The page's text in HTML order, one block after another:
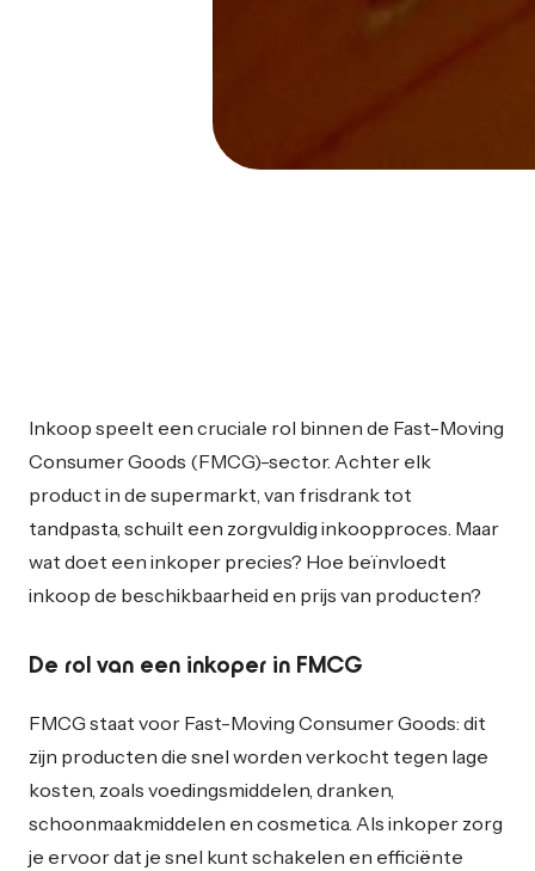
Inkoop speelt een cruciale rol binnen de Fast-Moving
Consumer Goods (FMCG)-sector. Achter elk
product in de supermarkt, van frisdrank tot
tandpasta, schuilt een zorgvuldig inkoopproces. Maar
wat doet een inkoper precies? Hoe beïnvloedt
inkoop de beschikbaarheid en prijs van producten?
De rol van een inkoper in FMCG
FMCG staat voor Fast-Moving Consumer Goods: dit
zijn producten die snel worden verkocht tegen lage
kosten, zoals voedingsmiddelen, dranken,
schoonmaakmiddelen en cosmetica. Als inkoper zorg
je ervoor dat je snel kunt schakelen en efficiënte